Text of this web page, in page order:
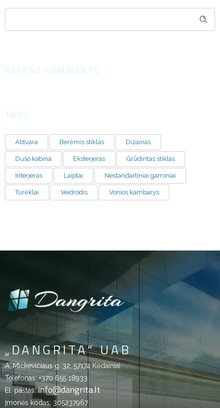
RECENT COMMENTS
TAGS
Atitvara Berėmis stiklas Dizainas
Dušo kabina Eksterjeras Grūdintas stiklas
Interjeras Laiptai Nestandartiniai gaminiai
Turėklai Veidrodis Vonios kambarys
„DANGRITA“ UAB
A. Mickevičiaus g. 32, 57174 Kėdainiai
Telefonas: +370 655 18933
El. paštas:info@dangrita.lt
Įmonės kodas: 305237967